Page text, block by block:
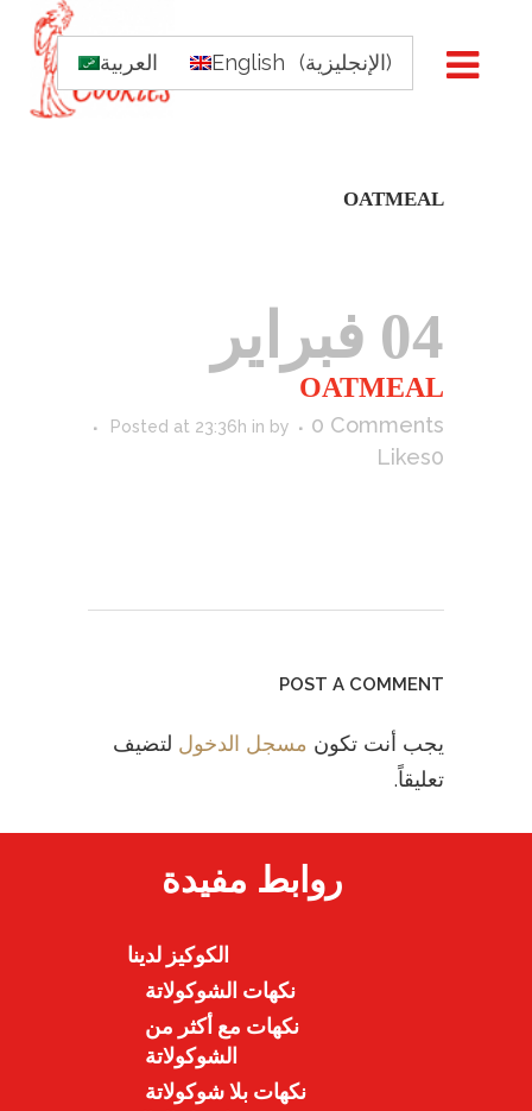
العربية English (الإنجليزية)
OATMEAL
04 فبراير
OATMEAL
Posted at 23:36h in by
0 Comments
0
Likes
POST A COMMENT
يجب أنت تكون مسجل الدخول لتضيف
تعليقاً.
روابط مفيدة
الكوكيز لدينا
نكهات الشوكولاتة
نكهات مع أكثر من
الشوكولاتة
نكهات بلا شوكولاتة